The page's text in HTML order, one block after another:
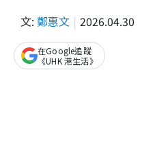
文: 鄭惠文 2026.04.30
在Google追蹤
《UHK 港生活》